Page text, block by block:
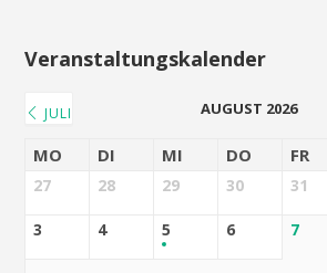
Veranstaltungskalender
JULI AUGUST 2026
MO DI MI DO FR
27 28 29 30 31
3 4 5 6 7